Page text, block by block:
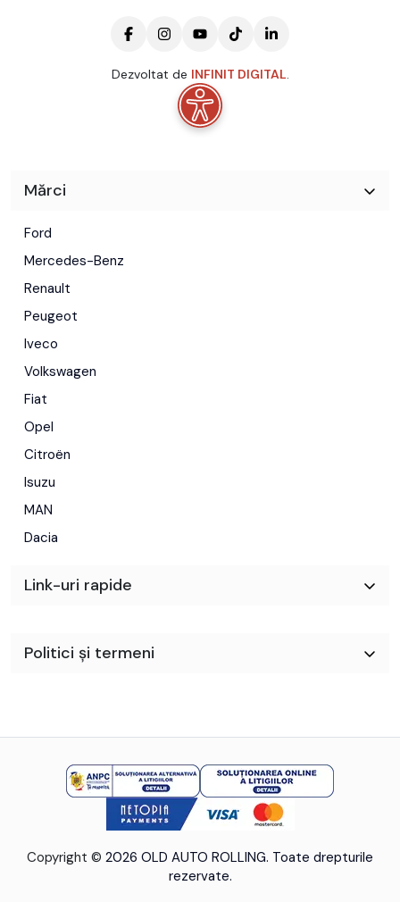
Dezvoltat de INFINIT DIGITAL.
Mărci
Ford
Mercedes-Benz
Renault
Peugeot
Iveco
Volkswagen
Fiat
Opel
Citroën
Isuzu
MAN
Dacia
Link-uri rapide
Politici și termeni
Copyright © 2026 OLD AUTO ROLLING. Toate drepturile
rezervate.